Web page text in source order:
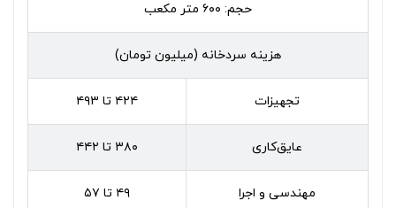
حجم: ۶۰۰ متر مکعب
هزینه سردخانه (میلیون تومان)
تجهیزات ۴۲۴ تا ۴۹۳
عایق‌کاری ۳۸۰ تا ۴۴۲
مهندسی و اجرا ۴۹ تا ۵۷